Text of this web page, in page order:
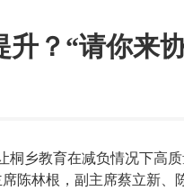
升？“请你来
乡教育在减负情况下高
陈林根，副主席蔡立新